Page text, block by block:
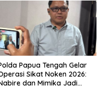
Papua Tengah Gelar
Sikat Noken 2026:
dan Mimika Jadi